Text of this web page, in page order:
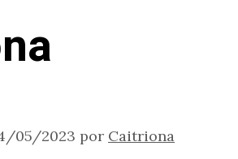
05/2023 por Caitriona